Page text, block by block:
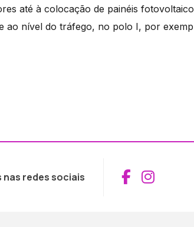
até à colocação de painéis
ao nível do tráfego, no polo I, por
nas redes sociais Aceder